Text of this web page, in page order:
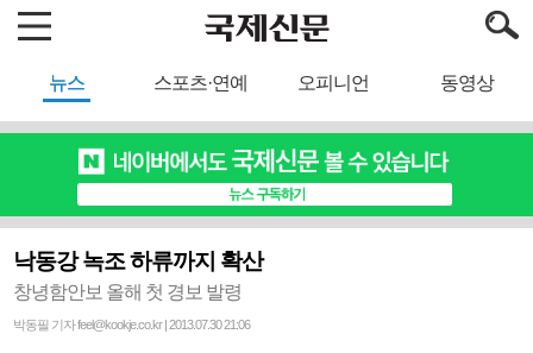
뉴스 스포츠·연예 오피니언 동영상
낙동강 녹조 하류까지 확산
창녕함안보 올해 첫 경보 발령
박동필 기자 feel@kookje.co.kr | 2013.07.30 21:06